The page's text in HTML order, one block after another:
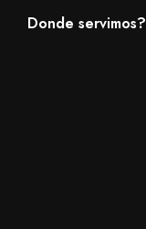
Donde servimos?